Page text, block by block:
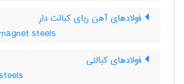
فولادهای آهن ربای کبالت دار
steels
فولادهای کبالتی